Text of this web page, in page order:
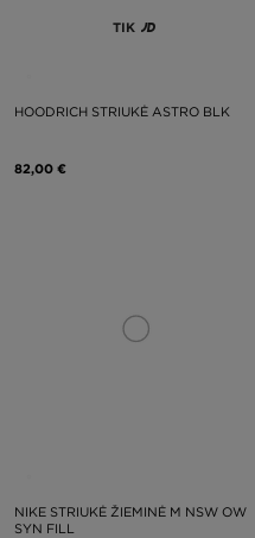
TIK
HOODRICH STRIUKĖ ASTRO BLK
82,00 €
NIKE STRIUKĖ ŽIEMINĖ M NSW OW
SYN FILL